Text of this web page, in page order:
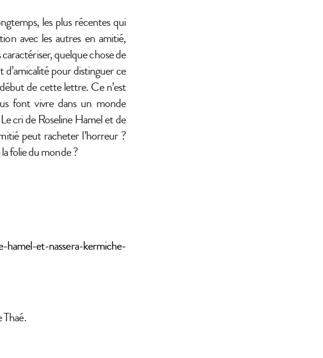
les plus récentes qui
avec les autres en amitié,
quelque chose de
pour distinguer ce
de cette lettre. Ce n’est
font vivre dans un monde
cri de Roseline Hamel et de
peut racheter l’horreur ?
folie du monde ?
hamel-et-nassera-kermiche-
Thaé.